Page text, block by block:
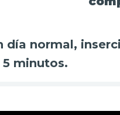
día normal,
5 minutos.